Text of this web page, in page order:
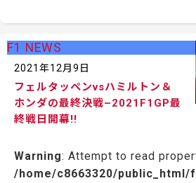
F1 NEWS
2021年12月9日
フェルタッペンvsハミルトン＆
ホンダの最終決戦–2021F1GP最
終戦日開幕!!
Warning: Attempt to read
/home/c8663320/